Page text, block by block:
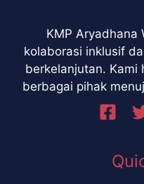
KMP Aryadhana
kolaborasi inklusif
berkelanjutan. Kami
berbagai pihak